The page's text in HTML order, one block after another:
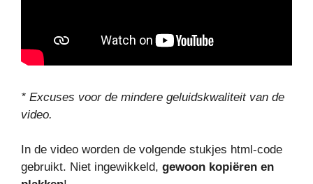
* Excuses voor de mindere geluidskwaliteit van de
video.
In de video worden de volgende stukjes html-code
gebruikt. Niet ingewikkeld, gewoon kopiëren en